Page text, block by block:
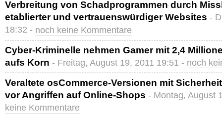
Verbreitung von Schadprogrammen durch
etablierter und vertrauenswürdiger Websites -
18:32 - noch keine Kommentare
Cyber-Kriminelle nehmen Gamer mit 2,4
aufs Korn - Freitag, August 19, 2011 19:51 - noch
Veraltete osCommerce-Versionen mit
vor Angriffen auf Online-Shops - Montag, August
keine Kommentare